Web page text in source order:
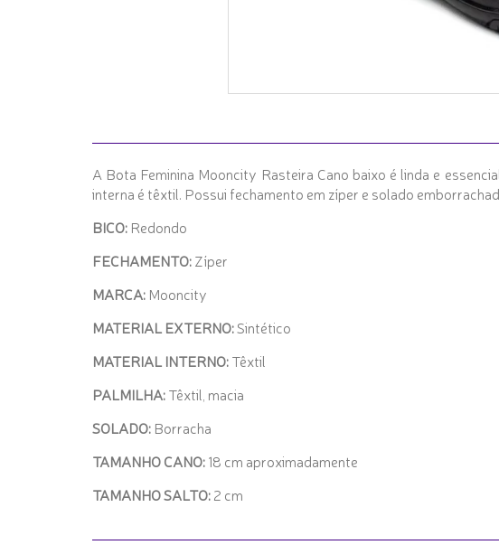
A Bota Feminina Mooncity Rasteira Cano baixo é linda e
interna é têxtil. Possui fechamento em zíper e solado
BICO: Redondo
FECHAMENTO:Zíper
MARCA: Mooncity
MATERIAL EXTERNO:Sintético
MATERIAL INTERNO:Têxtil
PALMILHA:Têxtil, macia
SOLADO: Borracha
TAMANHO CANO:18 cm aproximadamente
TAMANHO SALTO:2 cm